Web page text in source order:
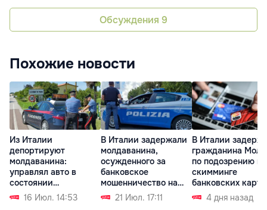
Обсуждения 9
Похожие новости
Из Италии
депортируют
молдаванина:
управлял авто в
состоянии
алкогольного
опьянения
16 Июл. 14:53
В Италии задержали
молдаванина,
осужденного за
банковское
мошенничество на
родине21 Июл. 17:11
В Италии
гражданина
по подозрению в
скимминге
банковских карт
4 дня назад